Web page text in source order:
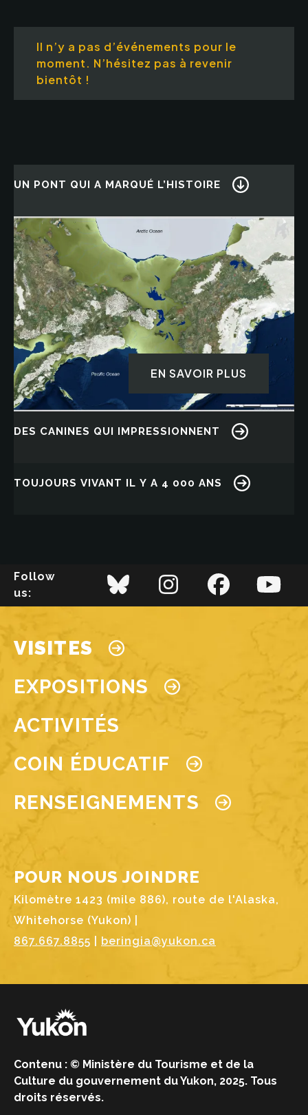
Il n’y a pas d’événements pour le
moment. N’hésitez pas à revenir
bientôt !
UN PONT QUI A MARQUÉ L’HISTOIRE
Image
EN SAVOIR PLUS
DES CANINES QUI IMPRESSIONNENT
TOUJOURS VIVANT IL Y A 4 000 ANS
EN SAVOIR PLUS
Follow
us:
Main navigation
VISITES
EXPOSITIONS
ACTIVITÉS
COIN ÉDUCATIF
RENSEIGNEMENTS
POUR NOUS JOINDRE
Kilomètre 1423 (mile 886), route de l'Alaska,
Whitehorse (Yukon) |
867.667.8855
beringia@yukon.ca
Contenu : © Ministère du Tourisme et de la
Culture du gouvernement du Yukon, 2025. Tous
droits réservés.